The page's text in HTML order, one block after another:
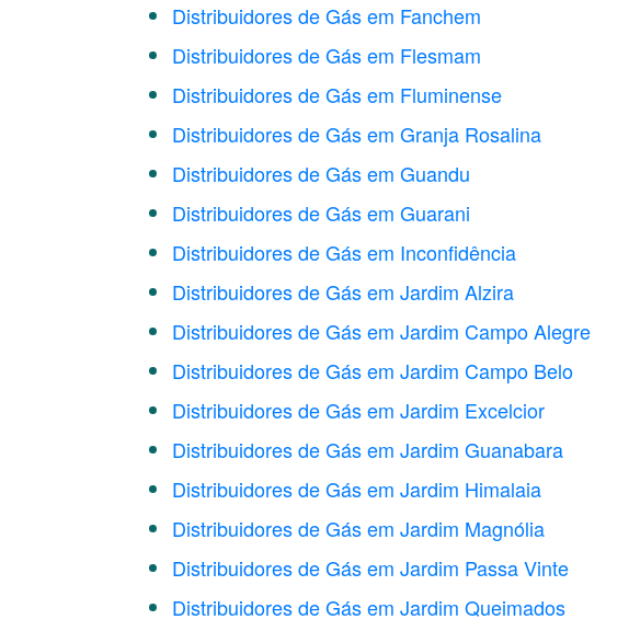
Distribuidores de Gás em Fanchem
Distribuidores de Gás em Flesmam
Distribuidores de Gás em Fluminense
Distribuidores de Gás em Granja Rosalina
Distribuidores de Gás em Guandu
Distribuidores de Gás em Guarani
Distribuidores de Gás em Inconfidência
Distribuidores de Gás em Jardim Alzira
Distribuidores de Gás em Jardim Campo Alegre
Distribuidores de Gás em Jardim Campo Belo
Distribuidores de Gás em Jardim Excelcior
Distribuidores de Gás em Jardim Guanabara
Distribuidores de Gás em Jardim Himalaia
Distribuidores de Gás em Jardim Magnólia
Distribuidores de Gás em Jardim Passa Vinte
Distribuidores de Gás em Jardim Queimados